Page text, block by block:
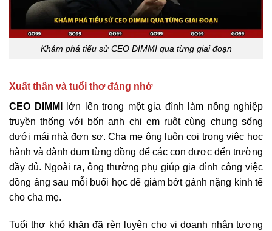
Khám phá tiểu sử CEO DIMMI qua từng giai đoạn
Xuất thân và tuổi thơ đáng nhớ
CEO DIMMI
lớn lên trong một gia đình làm nông nghiệp
truyền thống với bốn anh chị em ruột cùng chung sống
dưới mái nhà đơn sơ. Cha mẹ ông luôn coi trọng việc học
hành và dành dụm từng đồng để các con được đến trường
đầy đủ. Ngoài ra, ông thường phụ giúp gia đình công việc
đồng áng sau mỗi buổi học để giảm bớt gánh nặng kinh tế
cho cha mẹ.
Tuổi thơ khó khăn đã rèn luyện cho vị doanh nhân tương